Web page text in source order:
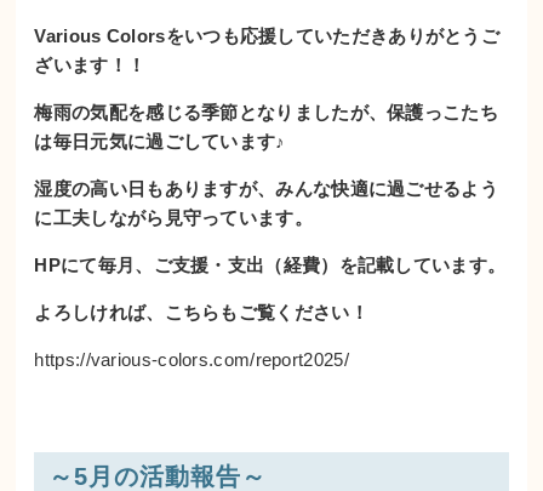
Various Colorsをいつも応援していただきありがとうご
ざいます！！
梅雨の気配を感じる季節となりましたが、保護っこたち
は毎日元気に過ごしています♪
湿度の高い日もありますが、みんな快適に過ごせるよう
に工夫しながら見守っています。
HPにて毎月、ご支援・支出（経費）を記載しています。
よろしければ、こちらもご覧ください！
https://various-colors.com/report2025/
～5 月の活動報告～